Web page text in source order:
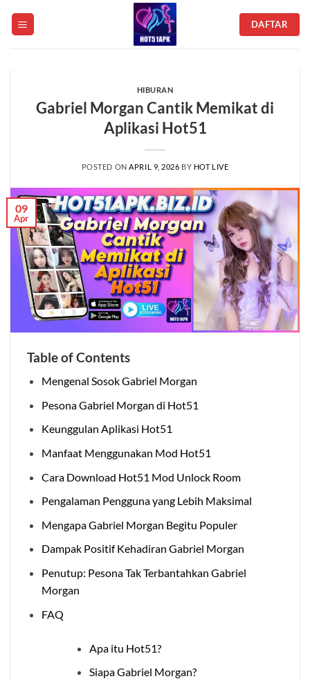
DAFTAR
HIBURAN
Gabriel Morgan Cantik Memikat di
Aplikasi Hot51
POSTED ON APRIL 9, 2026 BY HOT LIVE
09
Apr
Table of Contents
Mengenal Sosok Gabriel Morgan
Pesona Gabriel Morgan di Hot51
Keunggulan Aplikasi Hot51
Manfaat Menggunakan Mod Hot51
Cara Download Hot51 Mod Unlock Room
Pengalaman Pengguna yang Lebih Maksimal
Mengapa Gabriel Morgan Begitu Populer
Dampak Positif Kehadiran Gabriel Morgan
Penutup: Pesona Tak Terbantahkan Gabriel
Morgan
FAQ
Apa itu Hot51?
Siapa Gabriel Morgan?